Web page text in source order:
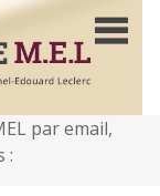
par email,
: